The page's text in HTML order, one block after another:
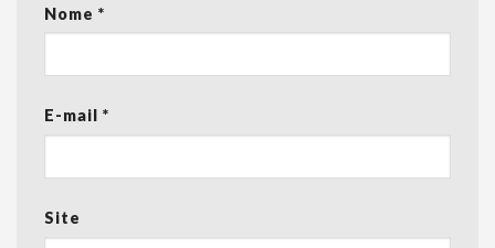
Nome *
E-mail *
Site